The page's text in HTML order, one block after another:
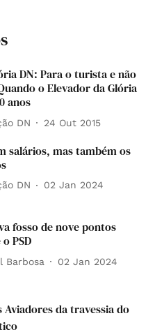
DN: Para o turista e não
o Elevador da Glória
anos
DN 24 Out 2015
salários, mas também os
DN 02 Jan 2024
fosso de nove pontos
PSD
Barbosa 02 Jan 2024
Aviadores da travessia do